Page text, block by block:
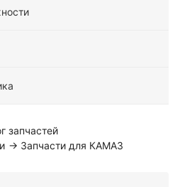
запчастей
→ Запчасти для КАМАЗ